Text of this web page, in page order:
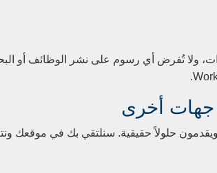
ولا تُفرض أي رسوم على نشر الوظائف أو
جهات أخرى
حلولاً حقيقية. سنلتقي بك في موقعك